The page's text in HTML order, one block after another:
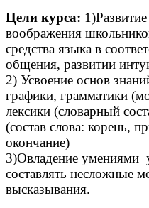
Цели курса:
воображения
средства языка в
общения, развитии
2) Усвоение основ
графики, грамматики
лексики (словарный
(состав слова: корень,
окончание)
3)Овладение умениями
составлять несложные
высказывания.